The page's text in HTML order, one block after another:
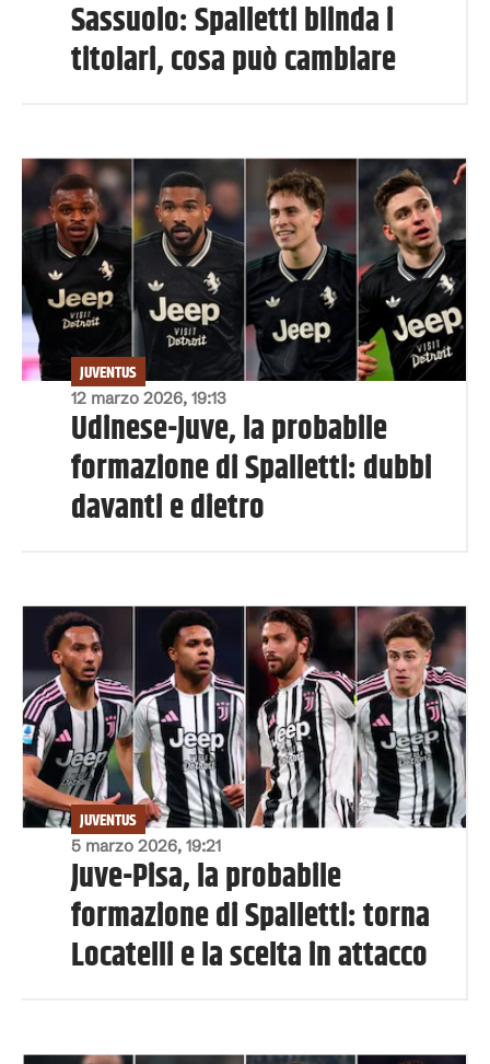
Sassuolo: Spalletti blinda i
titolari, cosa può cambiare
12 marzo 2026, 19:13
JUVENTUS
Udinese-Juve, la probabile
formazione di Spalletti: dubbi
davanti e dietro
5 marzo 2026, 19:21
JUVENTUS
Juve-Pisa, la probabile
formazione di Spalletti: torna
Locatelli e la scelta in attacco